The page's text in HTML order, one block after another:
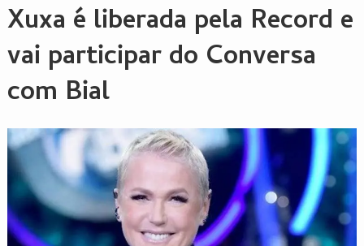
Xuxa é liberada pela Record e
vai participar do Conversa
com Bial